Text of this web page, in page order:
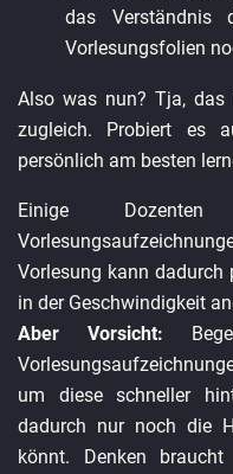
das Verständnis
Vorlesungsfolien
Also was nun? Tja, das
zugleich. Probiert es
persönlich am besten
Einige
Vorlesung kann
in der Geschwindigkeit
Aber Vorsicht:
um diese schneller
dadurch nur noch die
könnt. Denken